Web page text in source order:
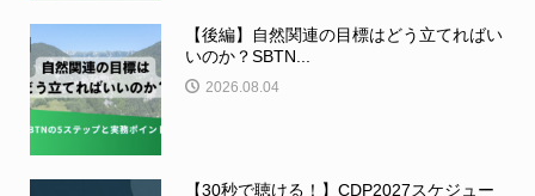
【後編】自然関連の目標はどう立てればい
いのか？SBTN...
2026.08.04
【30秒で聴ける！】CDP2027スケジュー